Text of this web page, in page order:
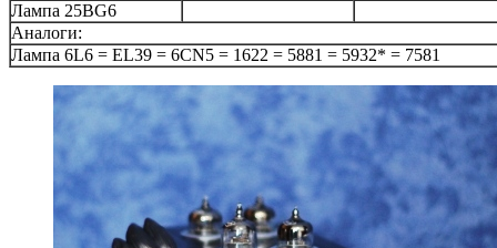
Лампа 25BG6
Аналоги:
Лампа 6L6 = EL39 = 6CN5 = 1622 = 5881 = 5932* = 7581